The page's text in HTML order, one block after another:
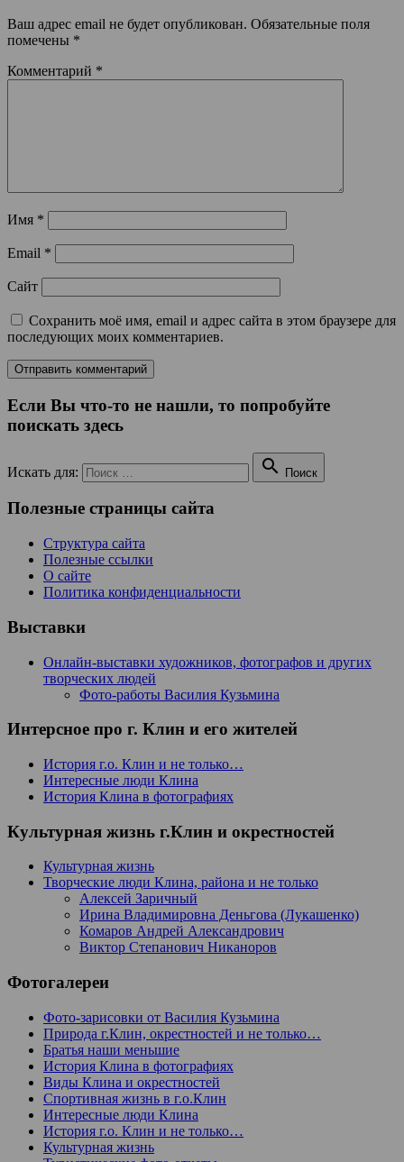
Ваш адрес email не будет опубликован. Обязательные поля
помечены *
Комментарий *
Имя *
Email *
Сайт
Сохранить моё имя, email и адрес сайта в этом браузере для
последующих моих комментариев.
Если Вы что-то не нашли, то попробуйте
поискать здесь
Искать для:  Поиск
Полезные страницы сайта
Структура сайта
Полезные ссылки
О сайте
Политика конфиденциальности
Выставки
Онлайн-выставки художников, фотографов и других
творческих людей
Фото-работы Василия Кузьмина
Интерсное про г. Клин и его жителей
История г.о. Клин и не только…
Интересные люди Клина
История Клина в фотографиях
Культурная жизнь г.Клин и окрестностей
Культурная жизнь
Творческие люди Клина, района и не только
Алексей Заричный
Ирина Владимировна Деньгова (Лукашенко)
Комаров Андрей Александрович
Виктор Степанович Никаноров
Фотогалереи
Фото-зарисовки от Василия Кузьмина
Природа г.Клин, окрестностей и не только…
Братья наши меньшие
История Клина в фотографиях
Виды Клина и окрестностей
Спортивная жизнь в г.о.Клин
Интересные люди Клина
История г.о. Клин и не только…
Культурная жизнь